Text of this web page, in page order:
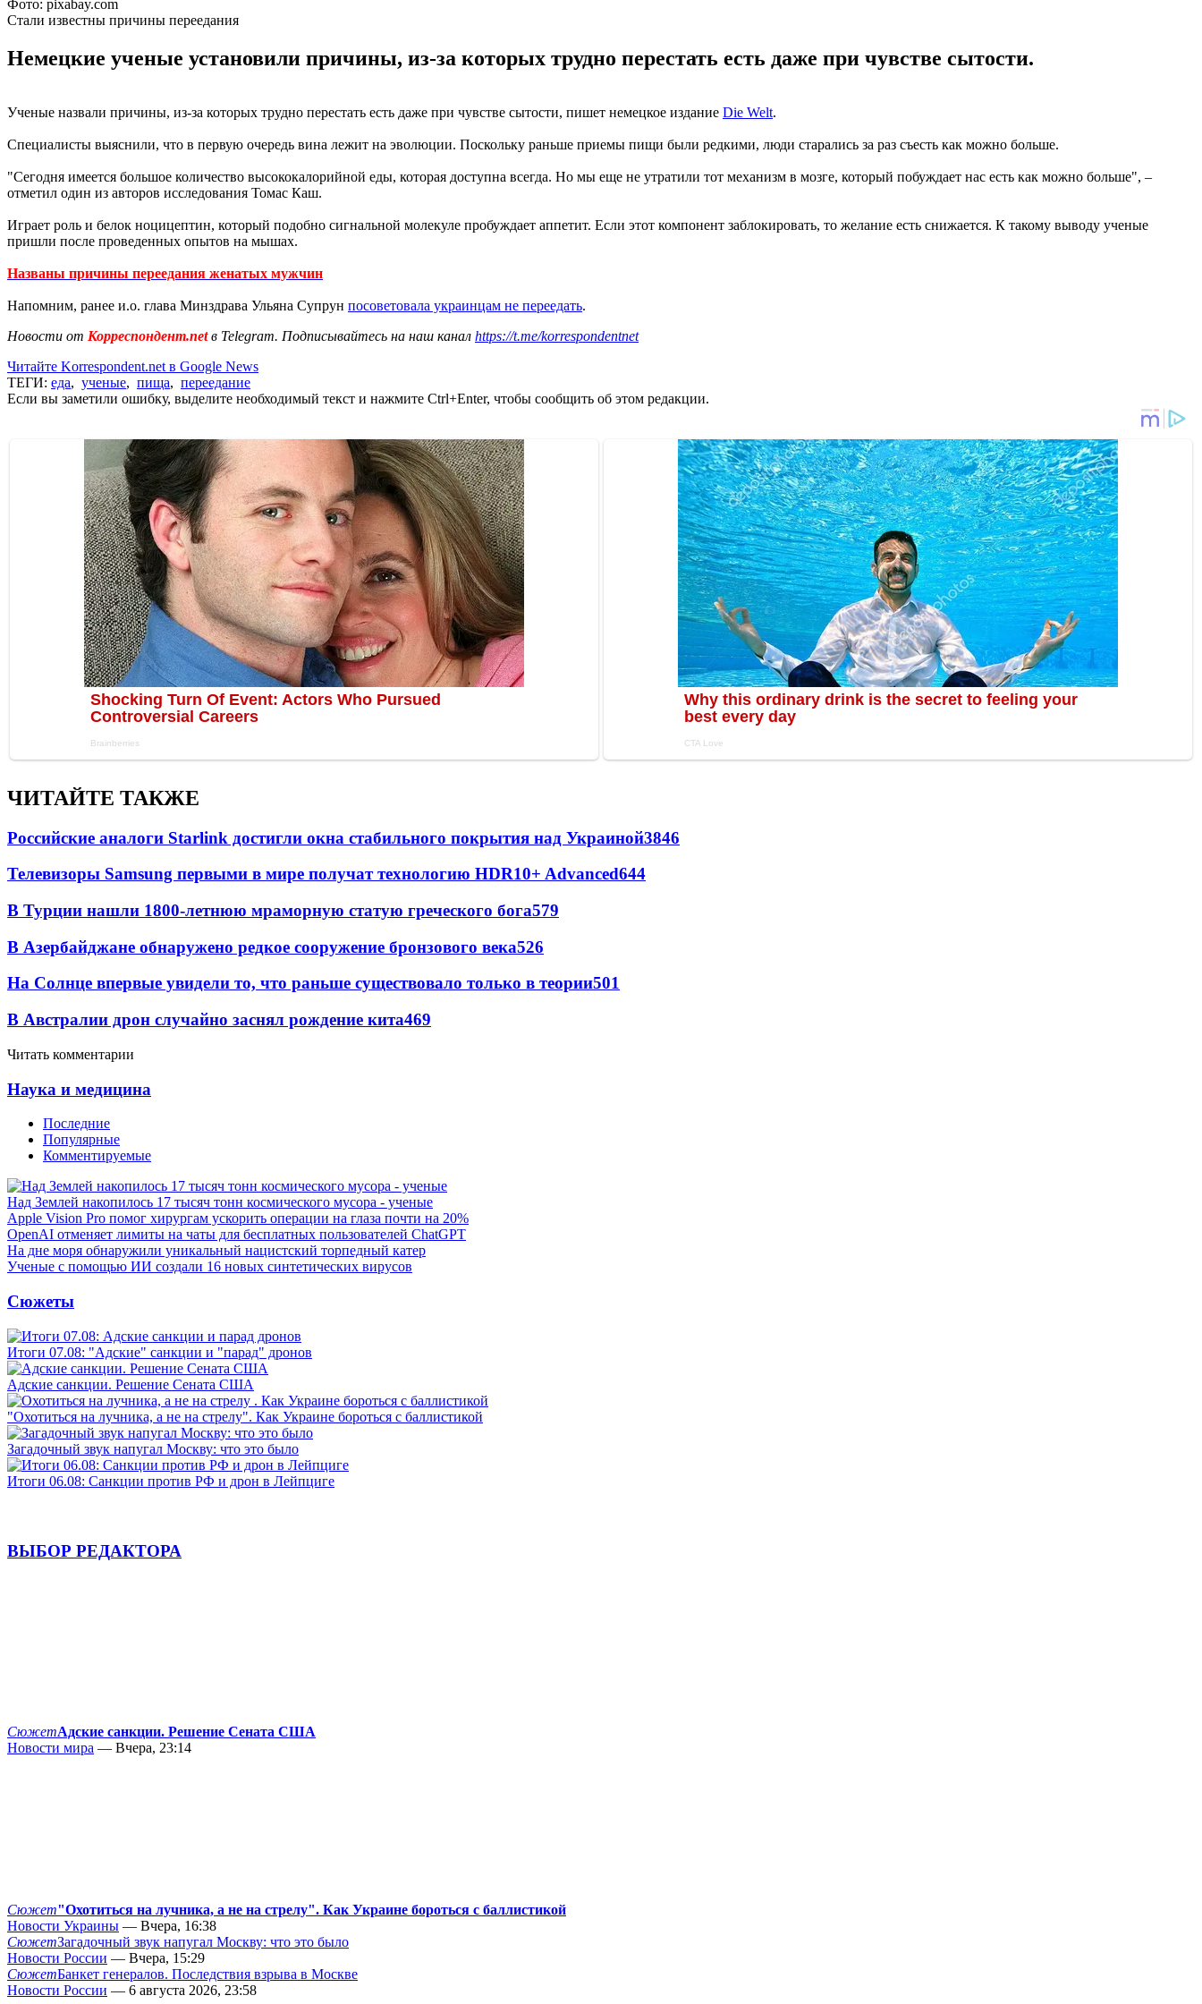
Фото: pixabay.com
Стали известны причины переедания
Немецкие ученые установили причины, из-за которых трудно перестать есть даже при чувстве сытости.
Ученые назвали причины, из-за которых трудно перестать есть даже при чувстве сытости, пишет немецкое издание Die Welt.
Специалисты выяснили, что в первую очередь вина лежит на эволюции. Поскольку раньше приемы пищи были редкими, люди старались за раз съесть как можно больше.
"Сегодня имеется большое количество высококалорийной еды, которая доступна всегда. Но мы еще не утратили тот механизм в мозге, который побуждает нас есть как можно больше", –
отметил один из авторов исследования Томас Каш.
Играет роль и белок ноцицептин, который подобно сигнальной молекуле пробуждает аппетит. Если этот компонент заблокировать, то желание есть снижается. К такому выводу ученые
пришли после проведенных опытов на мышах.
Названы причины переедания женатых мужчин
Напомним, ранее и.о. глава Минздрава Ульяна Супрун посоветовала украинцам не переедать.
Новости от Корреспондент.netв Telegram. Подписывайтесь на наш канал https://t.me/korrespondentnet
Читайте Korrespondent.net в Google News
ТЕГИ: еда, ученые, пища, переедание
Если вы заметили ошибку, выделите необходимый текст и нажмите Ctrl+Enter, чтобы сообщить об этом редакции.
ЧИТАЙТЕ ТАКЖЕ
Российские аналоги Starlink достигли окна стабильного покрытия над Украиной3846
Телевизоры Samsung первыми в мире получат технологию HDR10+ Advanced644
В Турции нашли 1800-летнюю мраморную статую греческого бога579
В Азербайджане обнаружено редкое сооружение бронзового века526
На Солнце впервые увидели то, что раньше существовало только в теории501
В Австралии дрон случайно заснял рождение кита469
Читать комментарии
Наука и медицина
Последние
Популярные
Комментируемые
Над Землей накопилось 17 тысяч тонн космического мусора - ученые
Apple Vision Pro помог хирургам ускорить операции на глаза почти на 20%
OpenAI отменяет лимиты на чаты для бесплатных пользователей ChatGPT
На дне моря обнаружили уникальный нацистский торпедный катер
Ученые с помощью ИИ создали 16 новых синтетических вирусов
Сюжеты
Итоги 07.08: "Адские" санкции и "парад" дронов
Адские санкции. Решение Сената США
"Охотиться на лучника, а не на стрелу". Как Украине бороться с баллистикой
Загадочный звук напугал Москву: что это было
Итоги 06.08: Санкции против РФ и дрон в Лейпциге
ВЫБОР РЕДАКТОРА
СюжетАдские санкции. Решение Сената США
Новости мира — Вчера, 23:14
Сюжет"Охотиться на лучника, а не на стрелу". Как Украине бороться с баллистикой
Новости Украины — Вчера, 16:38
СюжетЗагадочный звук напугал Москву: что это было
Новости России — Вчера, 15:29
СюжетБанкет генералов. Последствия взрыва в Москве
Новости России — 6 августа 2026, 23:58